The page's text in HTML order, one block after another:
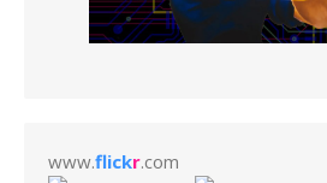
www.flickr.com